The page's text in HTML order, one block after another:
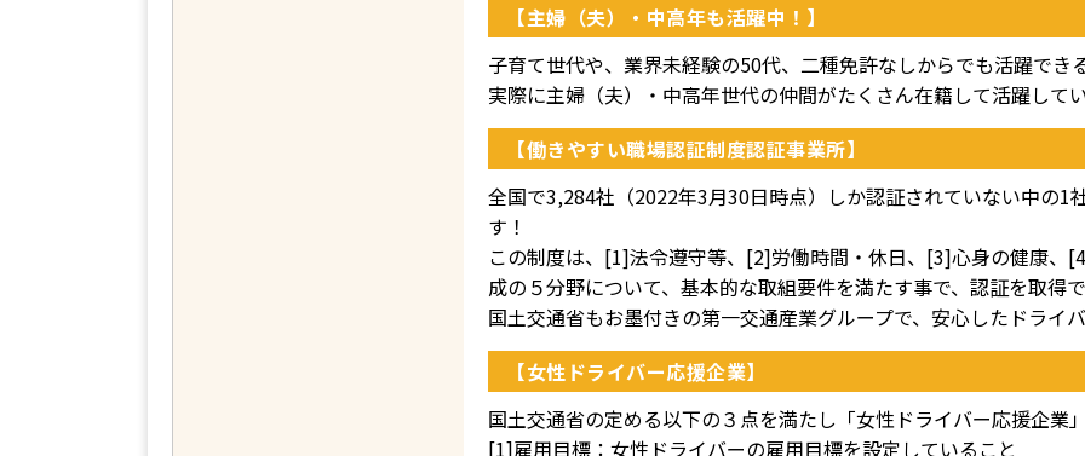
【主婦（夫）・中高年も活躍中！】
子育て世代や、業界未経験の50代、二種免許なしからでも活躍でき
実際に主婦（夫）・中高年世代の仲間がたくさん在籍して活躍して
【働きやすい職場認証制度認証事業所】
全国で3,284社（2022年3月30日時点）しか認証されていない中の1
す！
この制度は、[1]法令遵守等、[2]労働時間・休日、[3]心身の健康、
成の５分野について、基本的な取組要件を満たす事で、認証を取得で
国土交通省もお墨付きの第一交通産業グループで、安心したドライ
【女性ドライバー応援企業】
国土交通省の定める以下の３点を満たし「女性ドライバー応援企業
[1]雇用目標：女性ドライバーの雇用目標を設定していること